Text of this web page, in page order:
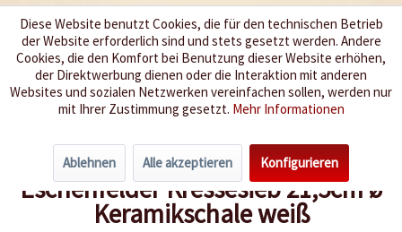
Wir würzen Ihr Leben
Menü
Übersicht Sprossen-Saat
Eschenfelder Kressesieb 21,5cm ø
Keramikschale weiß
Diese Website benutzt Cookies, die für den technischen Betrieb
der Website erforderlich sind und stets gesetzt werden. Andere
Cookies, die den Komfort bei Benutzung dieser Website erhöhen,
der Direktwerbung dienen oder die Interaktion mit anderen
Websites und sozialen Netzwerken vereinfachen sollen, werden nur
mit Ihrer Zustimmung gesetzt. Mehr Informationen
Ablehnen Alle akzeptieren Konfigurieren